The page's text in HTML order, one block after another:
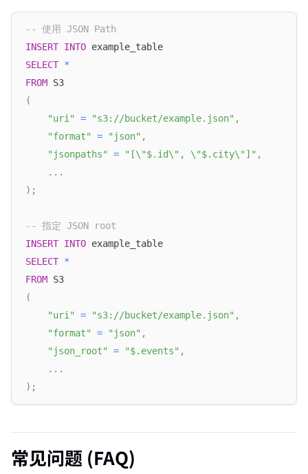
-- 使用 JSON Path
INSERT INTO example_table
SELECT *
FROM S3
(
"uri"
= "s3://bucket/example.json" ,
"format"
= "json" ,
"jsonpaths"
= "[\"$.id\", \"$.city\"]" ,
. . .
) ;
-- 指定 JSON root
INSERT INTO example_table
SELECT *
FROM S3
(
"uri"
= "s3://bucket/example.json" ,
"format"
= "json" ,
"json_root"
= "$.events" ,
. . .
) ;
常见问题 (FAQ)
Doris Summit 26
↗